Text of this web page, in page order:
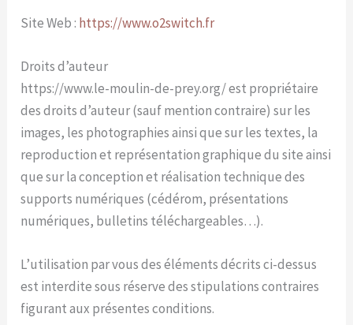
Site Web : https://www.o2switch.fr
Droits d’auteur
https://www.le-moulin-de-prey.org/ est propriétaire
des droits d’auteur (sauf mention contraire) sur les
images, les photographies ainsi que sur les textes, la
reproduction et représentation graphique du site ainsi
que sur la conception et réalisation technique des
supports numériques (cédérom, présentations
numériques, bulletins téléchargeables…).
L’utilisation par vous des éléments décrits ci-dessus
est interdite sous réserve des stipulations contraires
figurant aux présentes conditions.